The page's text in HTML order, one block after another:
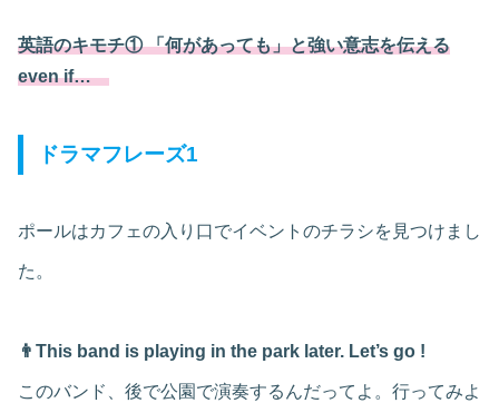
英語のキモチ① 「何があっても」と強い意志を伝える
even if…
ドラマフレーズ1
ポールはカフェの入り口でイベントのチラシを見つけまし
た。
👨This band is playing in the park later. Let’s go !
このバンド、後で公園で演奏するんだってよ。行ってみよ